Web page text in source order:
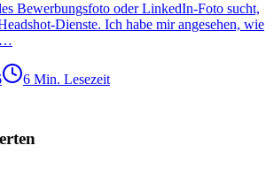
Bewerbungsfoto oder LinkedIn-Foto sucht,
Dienste. Ich habe mir angesehen, wie
6 Min. Lesezeit